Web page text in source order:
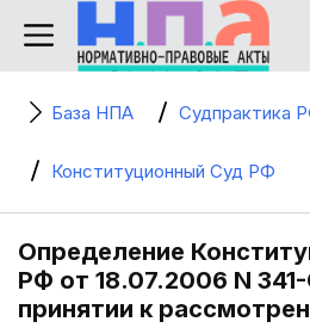
База НПА Судпрактика
Конституционный Суд РФ
Определение
РФ от 18.07.2006 N
принятии к